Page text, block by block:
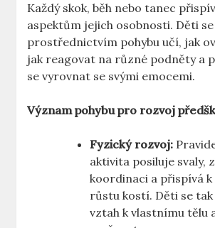
Každý skok, běh nebo tanec
aspektům jejich osobnosti. Děti se
prostřednictvím pohybu učí, jak
jak reagovat na různé podněty a
se vyrovnat se svými emocemi.
Význam pohybu pro rozvoj
Fyzický rozvoj:
aktivita posiluje svaly,
koordinaci a přispívá
růstu kostí. Děti se
vztah k vlastnímu tělu